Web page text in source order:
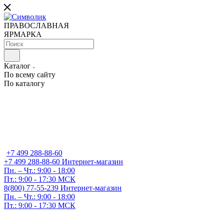
ПРАВОСЛАВНАЯ
ЯРМАРКА
Каталог
По всему сайту
По каталогу
+7 499 288-88-60
+7 499 288-88-60 Интернет-магазин
Пн. – Чт.: 9:00 - 18:00
Пт.: 9:00 - 17:30 МСК
8(800) 77-55-239 Интернет-магазин
Пн. – Чт.: 9:00 - 18:00
Пт.: 9:00 - 17:30 МСК